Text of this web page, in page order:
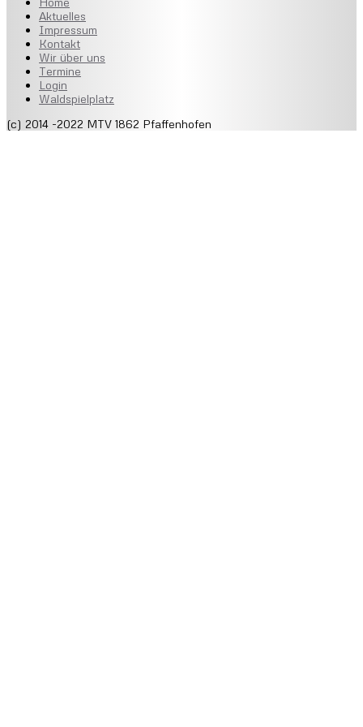
Aktuelles
Impressum
Kontakt
Wir über uns
Termine
Login
Waldspielplatz
(c) 2014 -2022 MTV 1862 Pfaffenhofen